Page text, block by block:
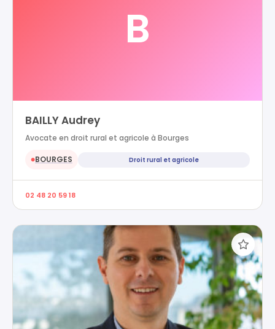
B
BAILLY Audrey
Avocate en droit rural et agricole à Bourges
●BOURGES Droit rural et agricole
02 48 20 59 18